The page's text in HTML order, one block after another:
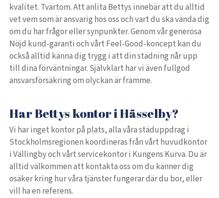
kvalitet. Tvärtom. Att anlita Bettys innebär att du alltid
vet vem som är ansvarig hos oss och vart du ska vända dig
om du har frågor eller synpunkter. Genom vår generösa
Nöjd kund-garanti och vårt Feel-Good-koncept kan du
också alltid känna dig trygg i att din städning når upp
till dina förväntningar. Självklart har vi även fullgod
ansvarsförsäkring om olyckan är framme.
Har Bettys kontor i Hässelby?
Vi har inget kontor på plats, alla våra städuppdrag i
Stockholmsregionen koordineras från vårt huvudkontor
i Vällingby och vårt servicekontor i Kungens Kurva. Du är
alltid välkommen att kontakta oss om du känner dig
osäker kring hur våra tjänster fungerar där du bor, eller
vill ha en referens.